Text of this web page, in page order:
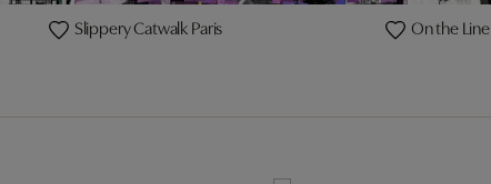
Slippery Catwalk Paris On the Line